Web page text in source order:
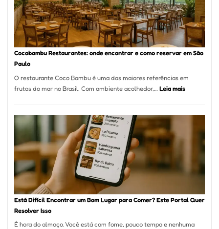
São
Paulo:
Um
Guia
Definitivo
Alta
Gastronomia
Cocobambu Restaurantes: onde encontrar e como reservar em São
Paulo
O restaurante Coco Bambu é uma das maiores referências em
frutos do mar no Brasil. Com ambiente acolhedor,… Leia mais:
encontrar
reservar
Paulo
Está Difícil Encontrar um Bom Lugar para Comer? Este Portal Quer
Resolver Isso
É hora do almoço. Você está com fome, pouco tempo e nenhuma